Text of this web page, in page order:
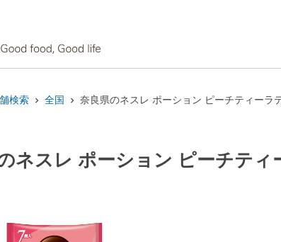
検索 全国 奈良県のネスレ ポーション ピーチティーラ
ネスレ ポーション ピーチティ